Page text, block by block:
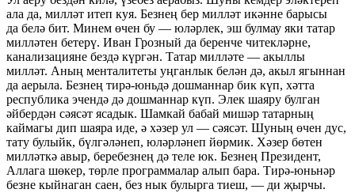
ала да, милләт итеп куя. Безнең бер милләт икәнне барысы
да белә бит. Минем өчен бу — юләрлек, эш булмау яки татар
милләтен бетерү. Иван Грозный да беренче читекләрне,
канализацияне бездә күргән. Татар милләте — акыллы
милләт. Аның менталитеты уңганлык белән дә, акыл ягыннан
да аерыла. Безнең тирә-юньдә дошманнар бик күп, хәтта
республика эчендә дә дошманнар күп. Элек шаяру булган
әйбердән сәясәт ясадык. Шамкай бабай мишәр татарның
каймагы дип шаяра иде, ә хәзер ул — сәясәт. Шуның өчен дус,
тату булыйк, бүлгәләнеп, юләрләнеп йөрмик. Хәзер бөтен
милләткә авыр, беребезнең дә теле юк. Безнең Президент,
Аллага шөкер, төрле программалар алып бара. Тирә-юньнәр
безне кыйнаган саен, без нык булырга тиеш, — ди җырчы.